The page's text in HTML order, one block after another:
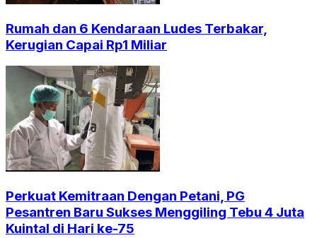
Rumah dan 6 Kendaraan Ludes Terbakar,
Kerugian Capai Rp1 Miliar
Perkuat Kemitraan Dengan Petani, PG
Pesantren Baru Sukses Menggiling Tebu 4 Juta
Kuintal di Hari ke-75